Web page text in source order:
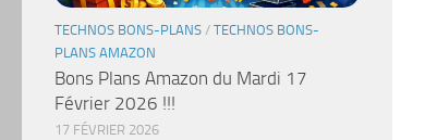
TECHNOS BONS-PLANS / TECHNOS BONS-
PLANS AMAZON
Bons Plans Amazon du Mardi 17
Février 2026 !!!
17 FÉVRIER 2026